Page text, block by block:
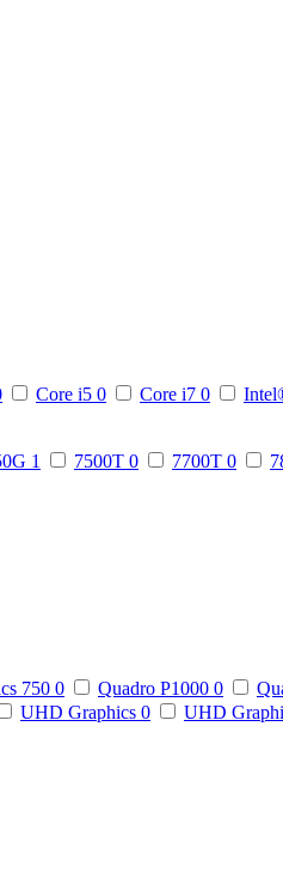
Core i5 0 Core i7 0
1 7500T 0 7700T 0
750 0 Quadro P1000 0
UHD Graphics 0 UHD